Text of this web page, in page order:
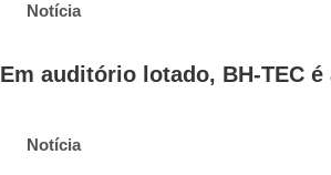
Notícia
Em auditório lotado, BH-TEC
Notícia